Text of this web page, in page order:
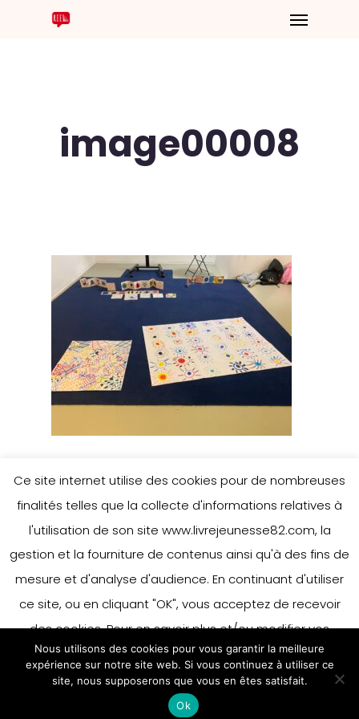
image00008
Ce site internet utilise des cookies pour de nombreuses
finalités telles que la collecte d'informations relatives à
l'utilisation de son site www.livrejeunesse82.com, la
gestion et la fourniture de contenus ainsi qu'à des fins de
mesure et d'analyse d'audience. En continuant d'utiliser
ce site, ou en cliquant "OK", vous acceptez de recevoir
des cookies. Pour en savoir plus et/ou modifier vos
préférences en matière de cookies, merci de vous référer
à notre politique sur les cookies.
Accepter
En savoir plus
Nous utilisons des cookies pour vous garantir la meilleure
expérience sur notre site web. Si vous continuez à utiliser ce
site, nous supposerons que vous en êtes satisfait.
Ok